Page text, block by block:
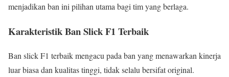
menjadikan ban ini pilihan utama bagi tim yang berlaga.
Karakteristik Ban Slick F1 Terbaik
Ban slick F1 terbaik mengacu pada ban yang menawarkan kinerja
luar biasa dan kualitas tinggi, tidak selalu bersifat original.